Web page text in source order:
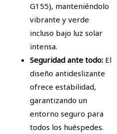
G155), manteniéndolo
vibrante y verde
incluso bajo luz solar
intensa.
Seguridad ante todo: El
diseño antideslizante
ofrece estabilidad,
garantizando un
entorno seguro para
todos los huéspedes.